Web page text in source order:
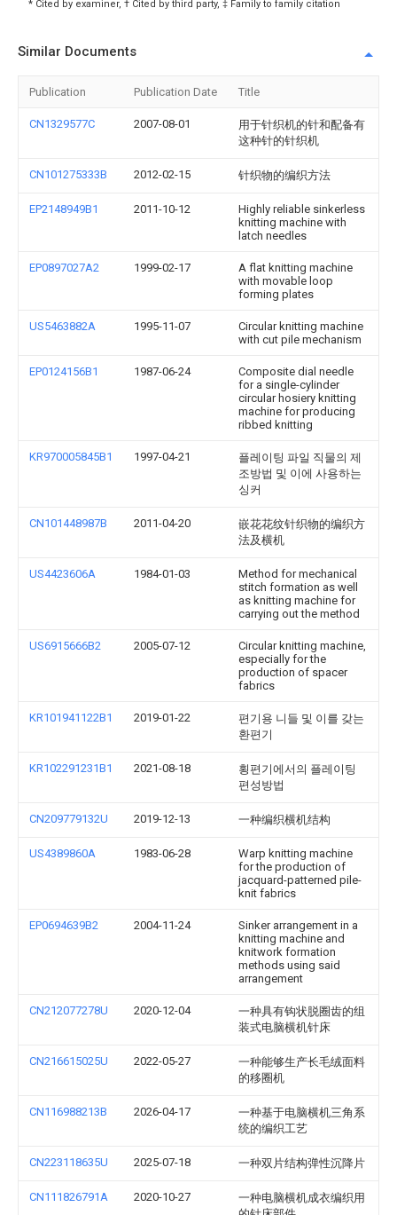
* Cited by examiner, † Cited by third party, ‡ Family to family citation
Similar Documents
Publication Publication Date Title
CN1329577C 2007-08-01
用于针织机的针和配备有
这种针的针织机
CN101275333B 2012-02-15 针织物的编织方法
EP2148949B1 2011-10-12
Highly reliable sinkerless
knitting machine with
latch needles
EP0897027A2 1999-02-17
A flat knitting machine
with movable loop
forming plates
US5463882A 1995-11-07
Circular knitting machine
with cut pile mechanism
EP0124156B1 1987-06-24
Composite dial needle
for a single-cylinder
circular hosiery knitting
machine for producing
ribbed knitting
KR970005845B1 1997-04-21
플레이팅 파일 직물의 제
조방법 및 이에 사용하는
싱커
CN101448987B 2011-04-20
嵌花花纹针织物的编织方
法及横机
US4423606A 1984-01-03
Method for mechanical
stitch formation as well
as knitting machine for
carrying out the method
US6915666B2 2005-07-12
Circular knitting machine,
especially for the
production of spacer
fabrics
KR101941122B1 2019-01-22
편기용 니들 및 이를 갖는
환편기
KR102291231B1 2021-08-18
횡편기에서의 플레이팅
편성방법
CN209779132U 2019-12-13 一种编织横机结构
US4389860A 1983-06-28
Warp knitting machine
for the production of
jacquard-patterned pile-
knit fabrics
EP0694639B2 2004-11-24
Sinker arrangement in a
knitting machine and
knitwork formation
methods using said
arrangement
CN212077278U 2020-12-04
一种具有钩状脱圈齿的组
装式电脑横机针床
CN216615025U 2022-05-27
一种能够生产长毛绒面料
的移圈机
CN116988213B 2026-04-17
一种基于电脑横机三角系
统的编织工艺
CN223118635U 2025-07-18 一种双片结构弹性沉降片
CN111826791A 2020-10-27
一种电脑横机成衣编织用